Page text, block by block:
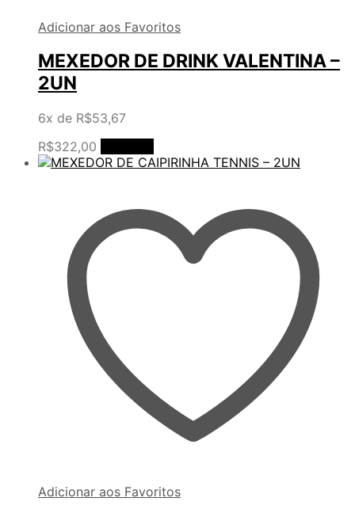
Adicionar aos Favoritos
MEXEDOR DE DRINK VALENTINA –
2UN
6x de R$53,67
R$322,00
Adicionar aos Favoritos